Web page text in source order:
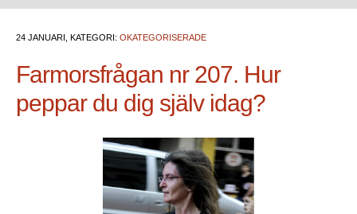
24 JANUARI, KATEGORI: OKATEGORISERADE
Farmorsfrågan nr 207. Hur
peppar du dig själv idag?